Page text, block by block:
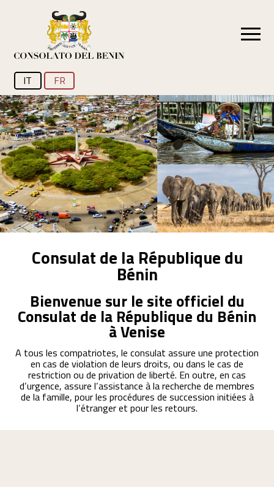
IT FR
Consulat de la République du
Bénin
Bienvenue sur le site officiel du
Consulat de la République du Bénin
à Venise
A tous les compatriotes, le consulat assure une protection
en cas de violation de leurs droits, ou dans le cas de
restriction ou de privation de liberté. En outre, en cas
d’urgence, assure l’assistance à la recherche de membres
de la famille, pour les procédures de succession initiées à
l’étranger et pour les retours.